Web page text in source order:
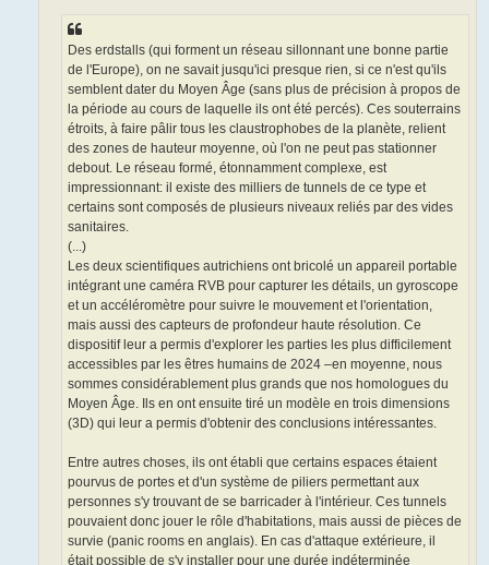
Des erdstalls (qui forment un réseau sillonnant une bonne partie
de l'Europe), on ne savait jusqu'ici presque rien, si ce n'est qu'ils
semblent dater du Moyen Âge (sans plus de précision à propos de
la période au cours de laquelle ils ont été percés). Ces souterrains
étroits, à faire pâlir tous les claustrophobes de la planète, relient
des zones de hauteur moyenne, où l'on ne peut pas stationner
debout. Le réseau formé, étonnamment complexe, est
impressionnant: il existe des milliers de tunnels de ce type et
certains sont composés de plusieurs niveaux reliés par des vides
sanitaires.
(...)
Les deux scientifiques autrichiens ont bricolé un appareil portable
intégrant une caméra RVB pour capturer les détails, un gyroscope
et un accéléromètre pour suivre le mouvement et l'orientation,
mais aussi des capteurs de profondeur haute résolution. Ce
dispositif leur a permis d'explorer les parties les plus difficilement
accessibles par les êtres humains de 2024 –en moyenne, nous
sommes considérablement plus grands que nos homologues du
Moyen Âge. Ils en ont ensuite tiré un modèle en trois dimensions
(3D) qui leur a permis d'obtenir des conclusions intéressantes.
Entre autres choses, ils ont établi que certains espaces étaient
pourvus de portes et d'un système de piliers permettant aux
personnes s'y trouvant de se barricader à l'intérieur. Ces tunnels
pouvaient donc jouer le rôle d'habitations, mais aussi de pièces de
survie (panic rooms en anglais). En cas d'attaque extérieure, il
était possible de s'y installer pour une durée indéterminée